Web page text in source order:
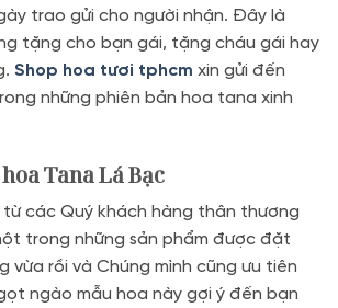
trao gửi cho người nhận. Đây là
tặng cho bạn gái, tặng cháu gái hay
Shop hoa tươi tphcm xin gửi đến
những phiên bản hoa tana xinh
Tana Lá Bạc
các Quý khách hàng thân thương
trong những sản phẩm được đặt
vừa rồi và Chúng mình cũng ưu tiên
ngào mẫu hoa này gợi ý đến bạn